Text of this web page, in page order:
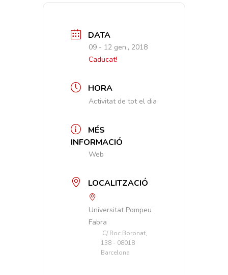
DATA
09 - 12 gen., 2018
Caducat!
HORA
Activitat de tot el dia
MÉS
INFORMACIÓ
Web
LOCALITZACIÓ
Universitat Pompeu
Fabra
C/ Roc Boronat,
138 - 08018
Barcelona